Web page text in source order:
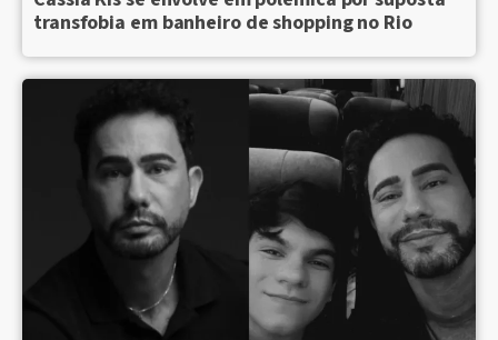
transfobia em banheiro de shopping no Rio